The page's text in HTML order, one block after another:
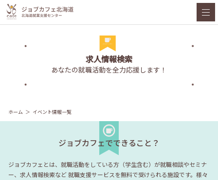
求人情報検索
あなたの就職活動を全力応援します！
ホーム イベント情報一覧
ジョブカフェでできること？
ジョブカフェとは、就職活動をしている方（学生含む）が就職相談やセミナ
ー、求人情報検索など就職支援サービスを無料で受けられる施設です。様々